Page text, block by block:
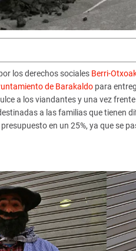
los derechos sociales Berri-
de Barakaldopara
a los viandantes y una vez
a las familias que tienen
en un 25%, ya que se